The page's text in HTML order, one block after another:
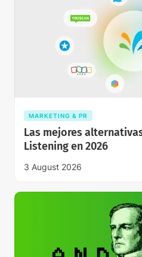
MARKETING & PR
Las mejores
Listening en 2026
3 August 2026